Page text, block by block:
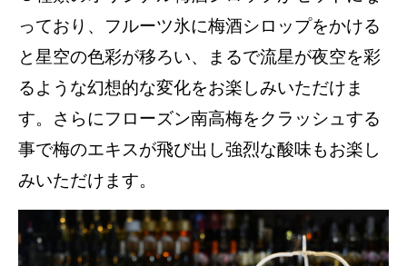
っており、フルーツ氷に梅酒シロップをかける
と星空の色彩が移ろい、まるで流星が夜空を彩
るような幻想的な変化をお楽しみいただけま
す。さらにフローズン南高梅をクラッシュする
事で梅のエキスが飛び出し強烈な酸味もお楽し
みいただけます。